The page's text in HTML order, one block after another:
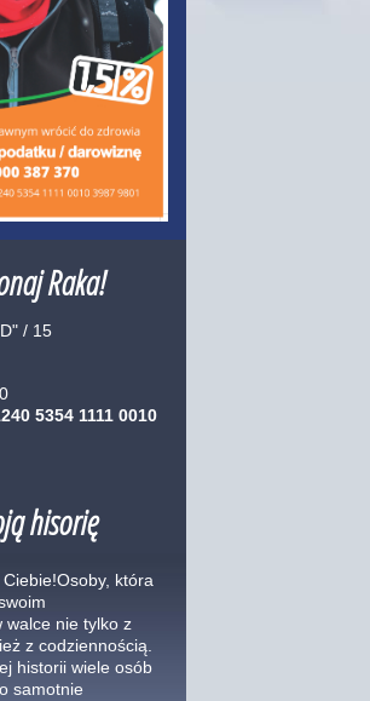
Raka!
/ 15
5354 1111 0010
hisorię
która
walce nie tylko z
z codziennością.
historii wiele osób
samotnie